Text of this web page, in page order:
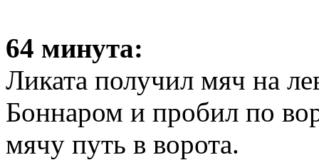
64 минута:
Ликата получил мяч на
Боннаром и пробил по
мячу путь в ворота.